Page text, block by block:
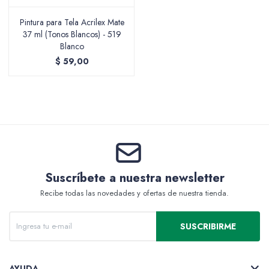
Pintura para Tela Acrilex Mate
37 ml (Tonos Blancos) - 519
Blanco
$ 59,00
Suscríbete a nuestra newsletter
Recibe todas las novedades y ofertas de nuestra tienda.
SUSCRIBIRME
Packing y Regalaría
Cotillón y Sorpresitas